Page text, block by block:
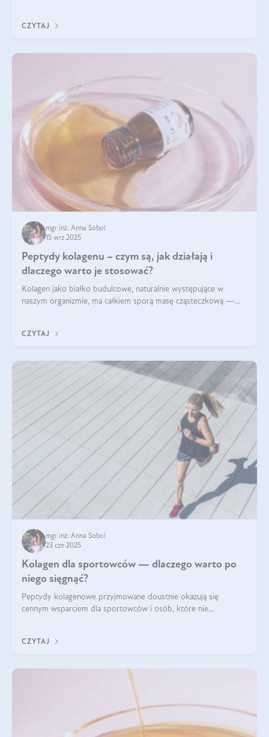
wysokiej jakości suplem
CZYTAJ
mgr inż. Anna Sobol
15 wrz 2025
Peptydy kolagenu – czym są, jak działają i
dlaczego warto je stosować?
Kolagen jako białko budulcowe, naturalnie występujące w
naszym organizmie, ma całkiem sporą masę cząsteczkową —
bardziej biodostępny
CZYTAJ
mgr inż. Anna Sobol
23 cze 2025
Kolagen dla sportowców — dlaczego warto po
niego sięgnąć?
Peptydy kolagenowe przyjmowane doustnie okazują się
cennym wsparciem dla sportowców i osób, które nie
CZYTAJ